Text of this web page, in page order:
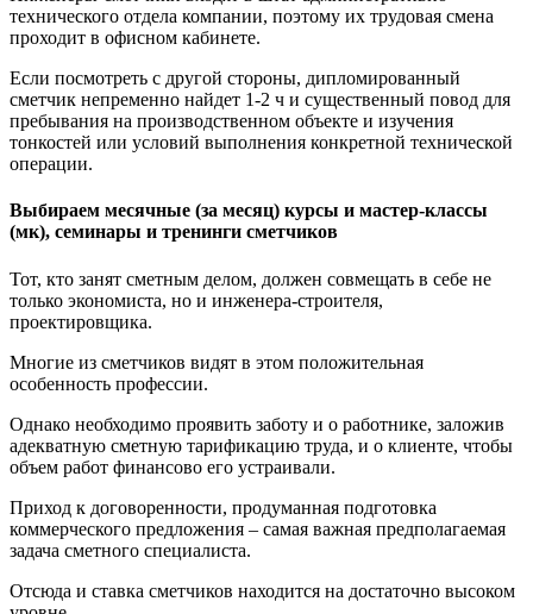
технического отдела компании, поэтому их трудовая смена
проходит в офисном кабинете.
Если посмотреть с другой стороны, дипломированный
сметчик непременно найдет 1-2 ч и существенный повод для
пребывания на производственном объекте и изучения
тонкостей или условий выполнения конкретной технической
операции.
Выбираем месячные (за месяц) курсы и мастер-классы
(мк), семинары и тренинги сметчиков
Тот, кто занят сметным делом, должен совмещать в себе не
только экономиста, но и инженера-строителя,
проектировщика.
Многие из сметчиков видят в этом положительная
особенность профессии.
Однако необходимо проявить заботу и о работнике, заложив
адекватную сметную тарификацию труда, и о клиенте, чтобы
объем работ финансово его устраивали.
Приход к договоренности, продуманная подготовка
коммерческого предложения – самая важная предполагаемая
задача сметного специалиста.
Отсюда и ставка сметчиков находится на достаточно высоком